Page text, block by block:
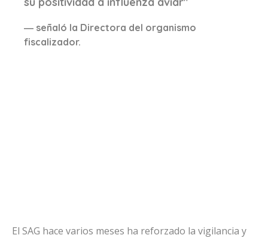
señaló la Directora del organismo
fiscalizador.
El SAG hace varios meses ha reforzado la vigilancia y